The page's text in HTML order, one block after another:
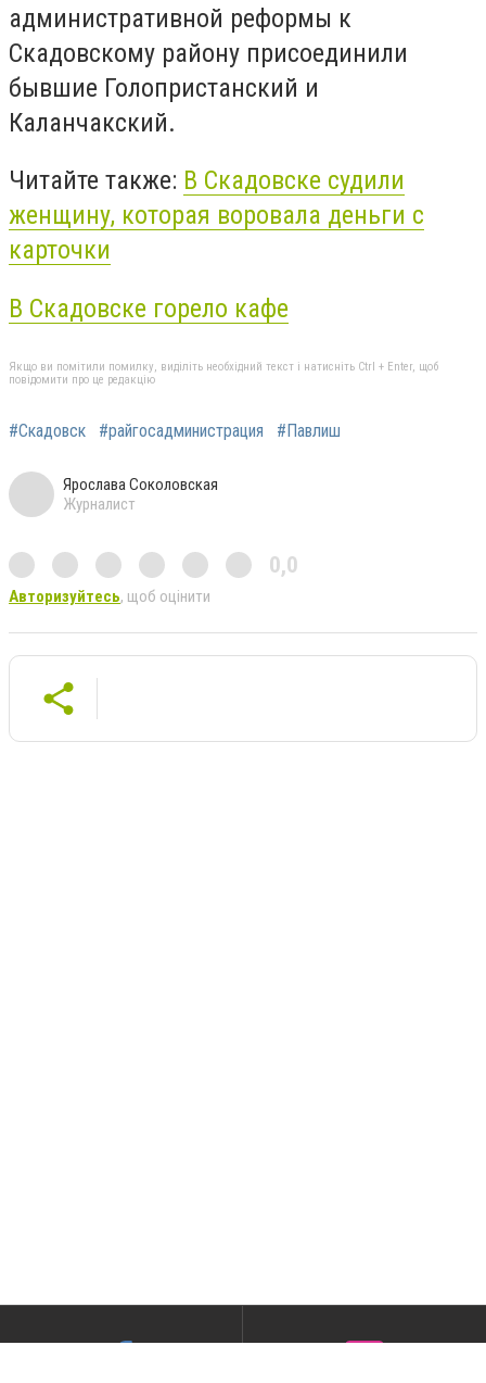
административной реформы к
Скадовскому району присоединили
бывшие Голопристанский и
Каланчакский.
Читайте также: В Скадовске судили
женщину, которая воровала деньги с
карточки
В Скадовске горело кафе
Якщо ви помітили помилку, виділіть необхідний текст і натисніть Ctrl + Enter, щоб
повідомити про це редакцію
#Скадовск #райгосадминистрация #Павлиш
Ярослава Соколовская
Журналист
0,0
Авторизуйтесь, щоб оцінити